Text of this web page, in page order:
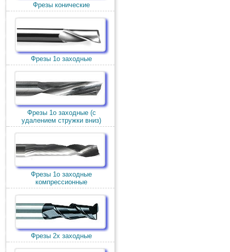
Фрезы конические
Фрезы 1о заходные
Фрезы 1о заходные (c
удалением стружки вниз)
Фрезы 1о заходные
компрессионные
Фрезы 2х заходные